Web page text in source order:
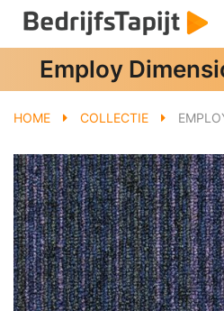
Employ
HOME COLLECTIE